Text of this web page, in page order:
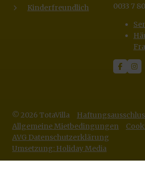
Kinderfreundlich
0033 7
© 2026 TotaVilla
Allgemeine Mietbedingungen
AVG Datenschutzerklärung
Umsetzung: Holiday Media